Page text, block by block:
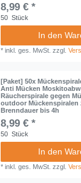
8,99 € *
50 Stück
In den
*inkl. ges. MwSt. zzgl.
[Paket] 50x
Anti Mücken
Räucherspirale gegen
outdoor Mückenspiralen
Brenndauer bis 4h
8,99 € *
50 Stück
In den
*inkl. ges. MwSt. zzgl.